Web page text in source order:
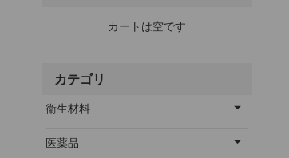
カートは空です
カテゴリ
衛生材料
医薬品